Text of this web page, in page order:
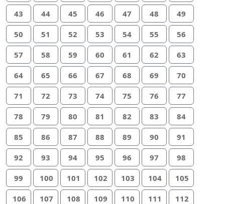
43 44 45 46 47 48 49
50 51 52 53 54 55 56
57 58 59 60 61 62 63
64 65 66 67 68 69 70
71 72 73 74 75 76 77
78 79 80 81 82 83 84
85 86 87 88 89 90 91
92 93 94 95 96 97 98
99 100 101 102 103 104 105
106 107 108 109 110 111 112